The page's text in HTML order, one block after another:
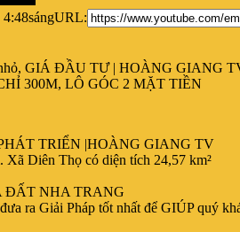
URL:
GIÁ ĐẦU TƯ | HOÀNG GIANG
300M, LÔ GÓC 2 MẶT TIỀN
TRIỂN |HOÀNG GIANG TV
Diên Thọ có diện tích 24,57 km²
ĐẤT NHA TRANG
ra Giải Pháp tốt nhất để GIÚP quý